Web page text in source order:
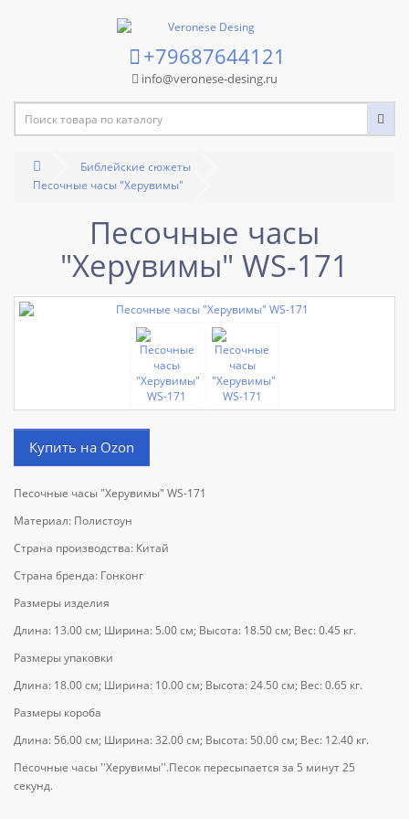
+79687644121
info@veronese-desing.ru
Библейские сюжеты
Песочные часы "Херувимы"
Песочные часы
"Херувимы" WS-171
Купить на Ozon
Песочные часы "Херувимы" WS-171
Материал: Полистоун
Страна производства: Китай
Страна бренда: Гонконг
Размеры изделия
Длина: 13.00 см; Ширина: 5.00 см; Высота: 18.50 см; Вес: 0.45 кг.
Размеры упаковки
Длина: 18.00 см; Ширина: 10.00 см; Высота: 24.50 см; Вес: 0.65 кг.
Размеры короба
Длина: 56.00 см; Ширина: 32.00 см; Высота: 50.00 см; Вес: 12.40 кг.
Песочные часы ''Херувимы''.Песок пересыпается за 5 минут 25
секунд.